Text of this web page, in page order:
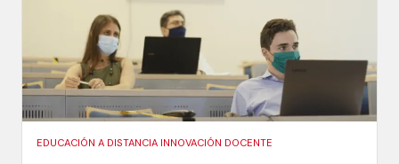
EDUCACIÓN A DISTANCIA INNOVACIÓN DOCENTE